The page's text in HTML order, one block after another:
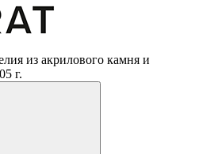
из акрилового камня и
г.